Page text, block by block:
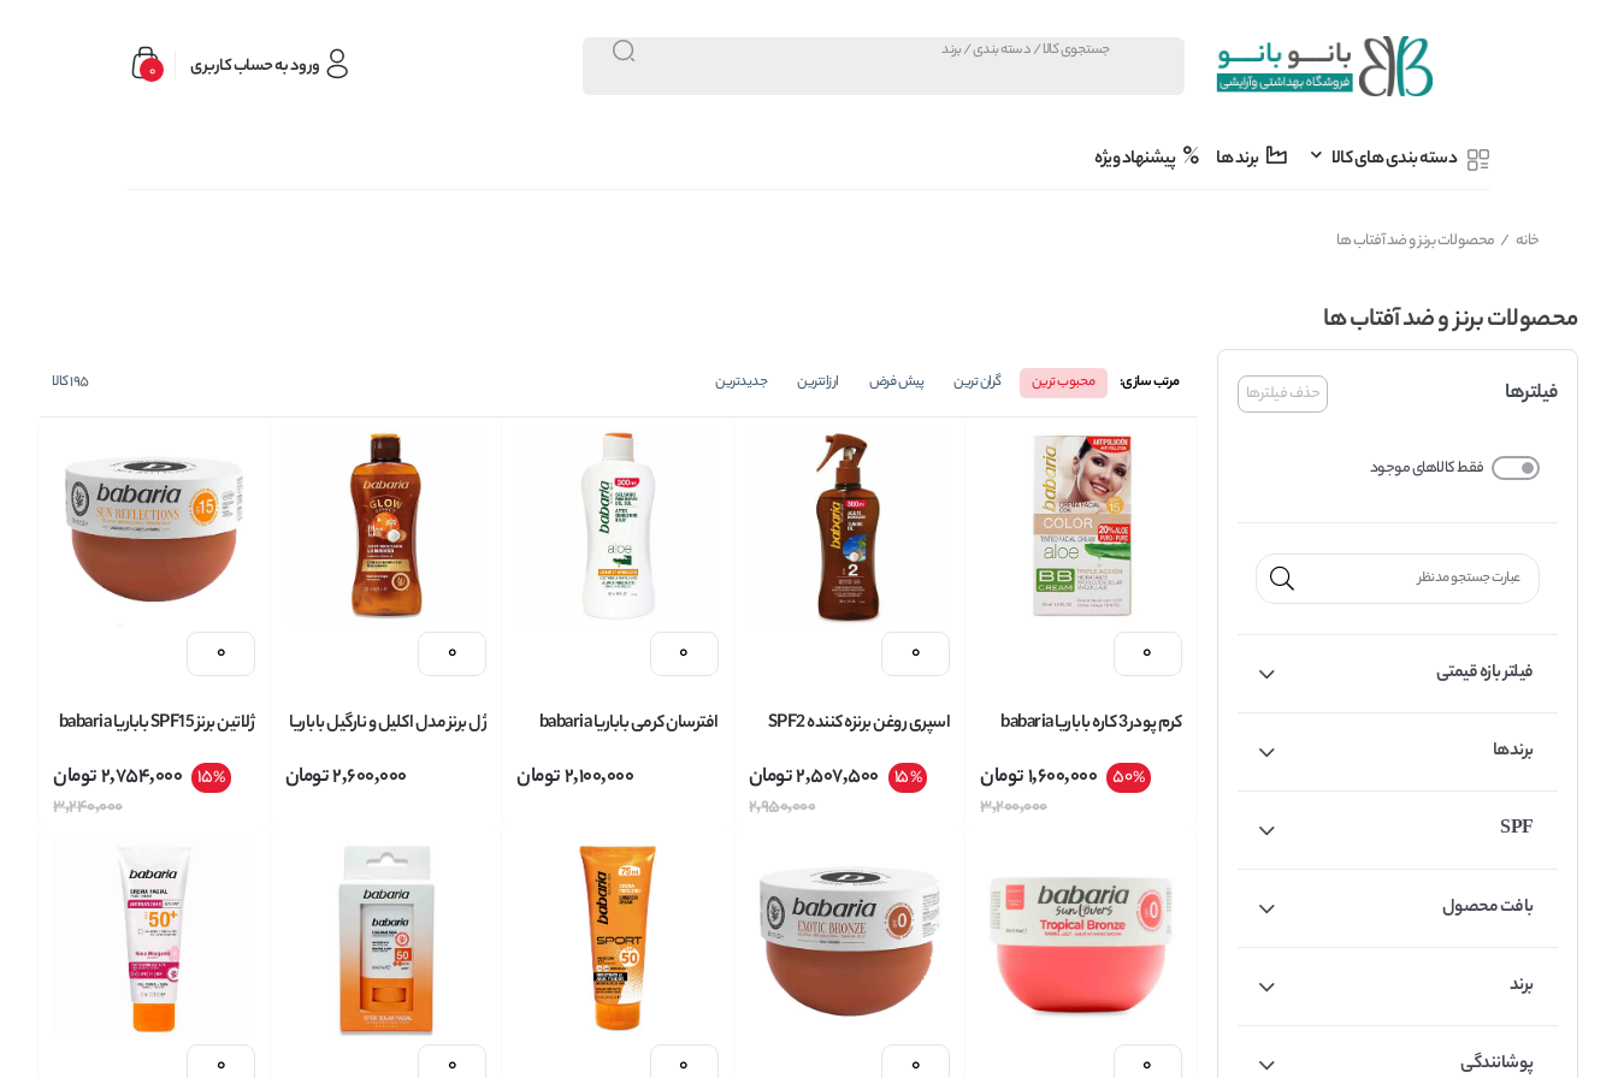
ورود به حساب کاربری 0
دسته بندی های کالا برند ها پیشنهاد ویژه
خانه / محصولات برنز و ضد آفتاب ها
محصولات برنز و ضد آفتاب ها
حذف فیلترها فیلترها
فقط کالاهای موجود
فیلتر بازه قیمتی
برندها
SPF
بافت محصول
برند
پوشانندگی
مرتب سازی: محبوب ترین گران ترین پیش فرض ارزانترین جدیدترین 195کالا
کرم پودر 3 کاره باباریا babaria
BB CREAM حجم 50 میل
50%
1,600,000تومان
3,200,000
اسپری روغن برنزه کننده SPF2
میل 15%
2,507,500تومان
2,950,000
افترسان کرمی باباریا babaria
2,100,000تومان
ژل برنز مدل اکلیل و نارگیل باباریا
2,600,000تومان
ژلاتین برنز SPF15 باباریا babaria
عصاره هویج حجم 300 میل
15%
2,754,000تومان
3,240,000